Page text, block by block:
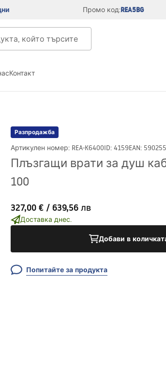
Промо код:REA5BG
Контакт
Разпродажба
Артикулен номер: REA-K6400ID: 4159EAN:
Плъзгащи врати за душ
100
327,00 € / 639,56 лв
Доставка днес.
Добави в
Попитайте за продукта